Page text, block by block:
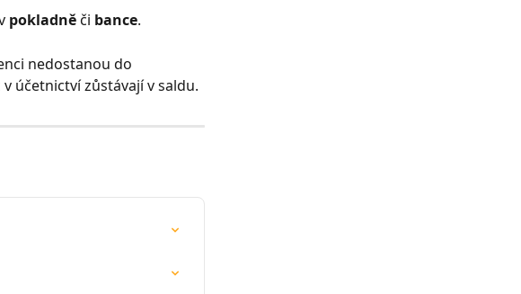
pokladně či bance.
nedostanou do
účetnictví zůstávají v saldu.